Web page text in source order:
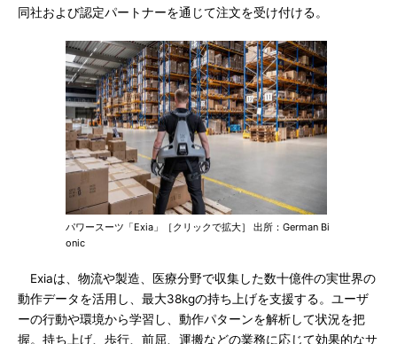
同社および認定パートナーを通じて注文を受け付ける。
パワースーツ「Exia」［クリックで拡大］ 出所：German Bi
onic
Exiaは、物流や製造、医療分野で収集した数十億件の実世界の
動作データを活用し、最大38kgの持ち上げを支援する。ユーザ
ーの行動や環境から学習し、動作パターンを解析して状況を把
握。持ち上げ、歩行、前屈、運搬などの業務に応じて効果的なサ